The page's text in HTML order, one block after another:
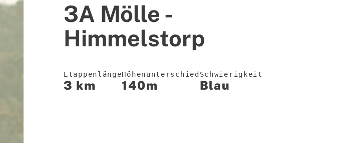
3A Mölle -
Himmelstorp
Etappenlänge
3 km
Höhenunterschied
140m
Schwierigkeit
Blau